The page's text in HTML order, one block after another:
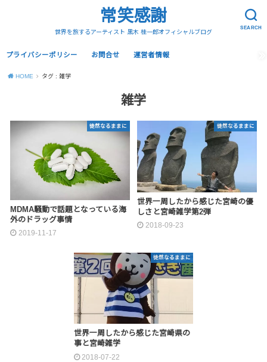
SEARCH
常笑感謝
世界を旅するアーティスト 黒木 桂一郎オフィシャルブログ
プライバシーポリシー お問合せ 運営者情報
HOME タグ : 雑学
雑学
徒然なるままに
MDMA騒動で話題となっている海
外のドラッグ事情
2019-11-17
徒然なるままに
世界一周したから感じた宮崎の優
しさと宮崎雑学第2弾
2018-09-23
徒然なるままに
世界一周したから感じた宮崎県の
事と宮崎雑学
2018-07-22